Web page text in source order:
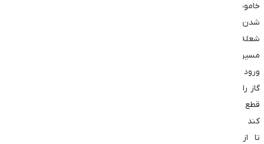
خاموش
شدن
شعله،
مسیر
ورود
گاز را
قطع
کند
تا از